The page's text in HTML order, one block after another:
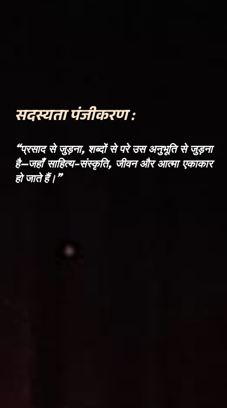
सदस्यता पंजीकरण :
“प्रसाद से जुड़ना, शब्दों से परे उस अनुभूति से जुड़ना
है—जहाँ साहित्य-संस्कृति, जीवन और आत्मा एकाकार
हो जाते हैं।”